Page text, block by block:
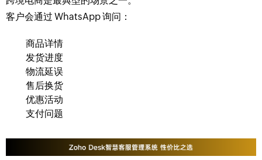
客户会通过 WhatsApp 询问：
商品详情
发货进度
物流延误
售后换货
优惠活动
支付问题